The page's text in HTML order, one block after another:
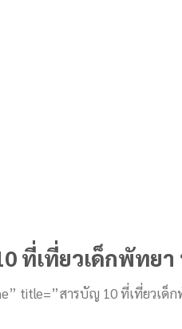
ที่เที่ยวเด็กพัทย
title=”สารบัญ 10 ที่เที่ยวเด็ก